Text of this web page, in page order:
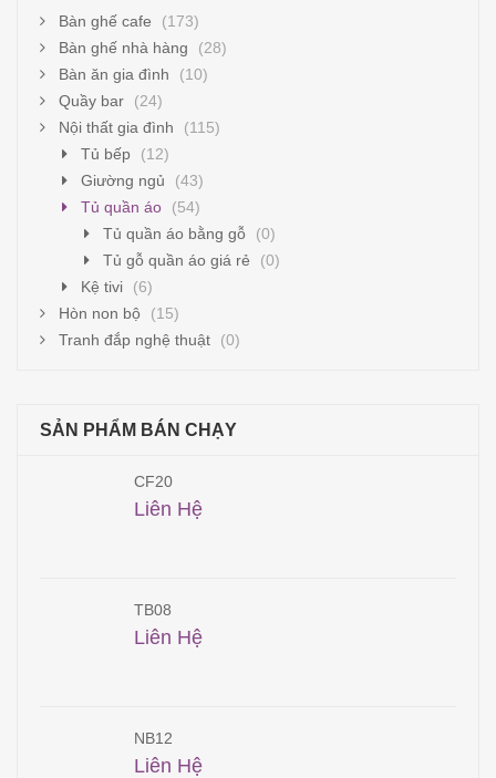
Bàn ghế cafe
(173)
Bàn ghế nhà hàng
(28)
Bàn ăn gia đình
(10)
Quầy bar
(24)
Nội thất gia đình
(115)
Tủ bếp
(12)
Giường ngủ
(43)
Tủ quần áo
(54)
Tủ quần áo bằng gỗ
(0)
Tủ gỗ quần áo giá rẻ
(0)
Kệ tivi
(6)
Hòn non bộ
(15)
Tranh đắp nghệ thuật
(0)
SẢN PHẨM BÁN CHẠY
CF20
Liên Hệ
TB08
Liên Hệ
NB12
Liên Hệ